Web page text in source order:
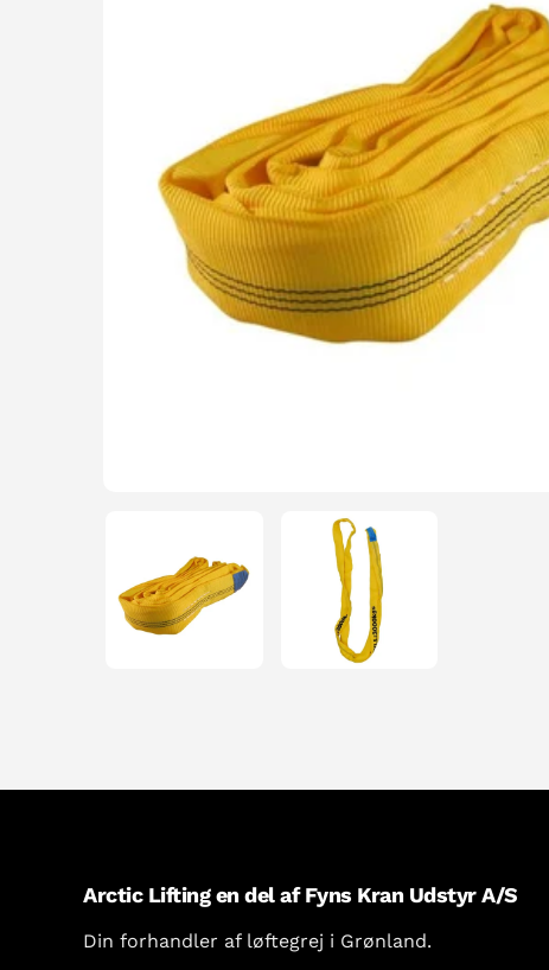
Arctic Lifting en del af Fyns Kran Udstyr A/S
Din forhandler af løftegrej i Grønland.